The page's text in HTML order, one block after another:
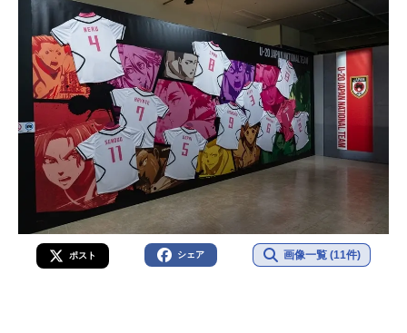
ポスト シェア 画像一覧 (11件)